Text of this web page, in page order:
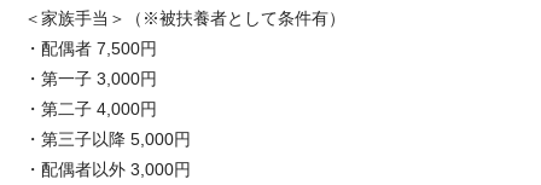
＜家族手当＞（※被扶養者として条件有）
・配偶者 7,500円
・第一子 3,000円
・第二子 4,000円
・第三子以降 5,000円
・配偶者以外 3,000円